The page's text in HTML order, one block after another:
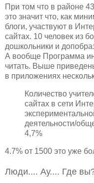
При том что в районе
это значит что, как
блоги, участвуют в
сайтах. 10 человек из
дошкольники и
А вообще Программа
читать. Выше
в приложениях
Количество
сайтах в сети
деятельности/
4,7%
4.7% от 1500 это уже
Люди.... Ау.... Где